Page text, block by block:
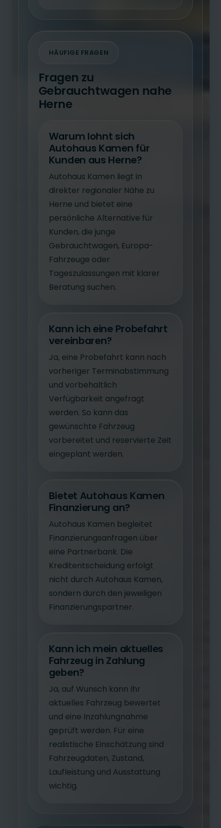
HÄUFIGE FRAGEN
Fragen zu
Gebrauchtwagen nahe
Herne
Warum lohnt sich
Autohaus Kamen für
Kunden aus Herne?
Autohaus Kamen liegt in
direkter regionaler Nähe zu
Herne und bietet eine
persönliche Alternative für
Kunden, die junge
Gebrauchtwagen, Europa-
Fahrzeuge oder
Tageszulassungen mit klarer
Beratung suchen.
Kann ich eine Probefahrt
vereinbaren?
Ja, eine Probefahrt kann nach
vorheriger Terminabstimmung
und vorbehaltlich
Verfügbarkeit angefragt
werden. So kann das
gewünschte Fahrzeug
vorbereitet und reservierte Zeit
eingeplant werden.
Bietet Autohaus Kamen
Finanzierung an?
Autohaus Kamen begleitet
Finanzierungsanfragen über
eine Partnerbank. Die
Kreditentscheidung erfolgt
nicht durch Autohaus Kamen,
sondern durch den jeweiligen
Finanzierungspartner.
Kann ich mein aktuelles
Fahrzeug in Zahlung
geben?
Ja, auf Wunsch kann Ihr
aktuelles Fahrzeug bewertet
und eine Inzahlungnahme
geprüft werden. Für eine
realistische Einschätzung sind
Fahrzeugdaten, Zustand,
Laufleistung und Ausstattung
wichtig.